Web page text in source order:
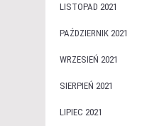
LISTOPAD 2021
PAŹDZIERNIK 2021
WRZESIEŃ 2021
SIERPIEŃ 2021
LIPIEC 2021